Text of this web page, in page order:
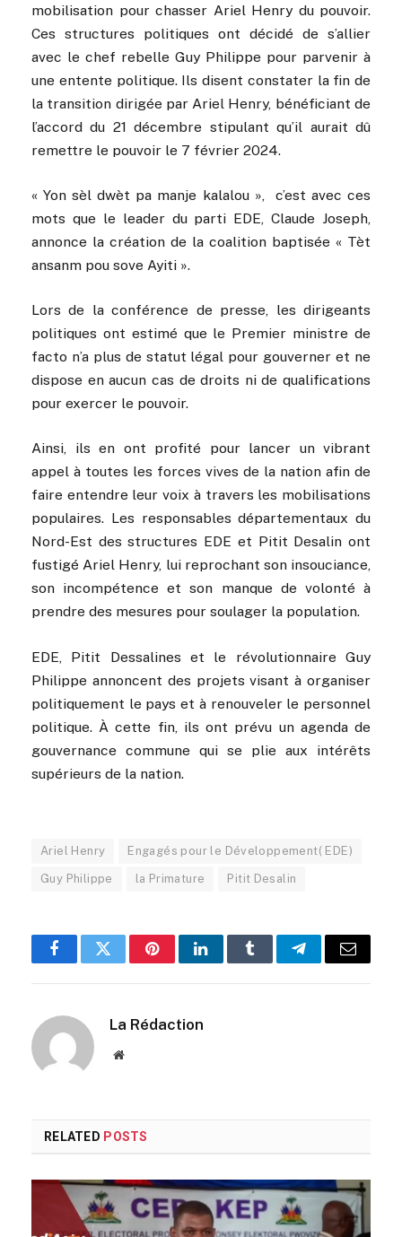
mobilisation pour chasser Ariel Henry du pouvoir.
Ces structures politiques ont décidé de s’allier
avec le chef rebelle Guy Philippe pour parvenir à
une entente politique. Ils disent constater la fin de
la transition dirigée par Ariel Henry, bénéficiant de
l’accord du 21 décembre stipulant qu’il aurait dû
remettre le pouvoir le 7 février 2024.
« Yon sèl dwèt pa manje kalalou », c’est avec ces
mots que le leader du parti EDE, Claude Joseph,
annonce la création de la coalition baptisée « Tèt
ansanm pou sove Ayiti ».
Lors de la conférence de presse, les dirigeants
politiques ont estimé que le Premier ministre de
facto n’a plus de statut légal pour gouverner et ne
dispose en aucun cas de droits ni de qualifications
pour exercer le pouvoir.
Ainsi, ils en ont profité pour lancer un vibrant
appel à toutes les forces vives de la nation afin de
faire entendre leur voix à travers les mobilisations
populaires. Les responsables départementaux du
Nord-Est des structures EDE et Pitit Desalin ont
fustigé Ariel Henry, lui reprochant son insouciance,
son incompétence et son manque de volonté à
prendre des mesures pour soulager la population.
EDE, Pitit Dessalines et le révolutionnaire Guy
Philippe annoncent des projets visant à organiser
politiquement le pays et à renouveler le personnel
politique. À cette fin, ils ont prévu un agenda de
gouvernance commune qui se plie aux intérêts
supérieurs de la nation.
Ariel Henry Engagés pour le Développement( EDE)
Guy Philippe la Primature Pitit Desalin
FacebookTwitterPinterestLinkedInTumblrTelegramEmail
La Rédaction
Website
RELATED POSTS